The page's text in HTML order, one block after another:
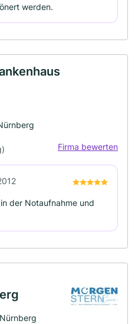
werden.
Firma bewerten
der Notaufnahme und